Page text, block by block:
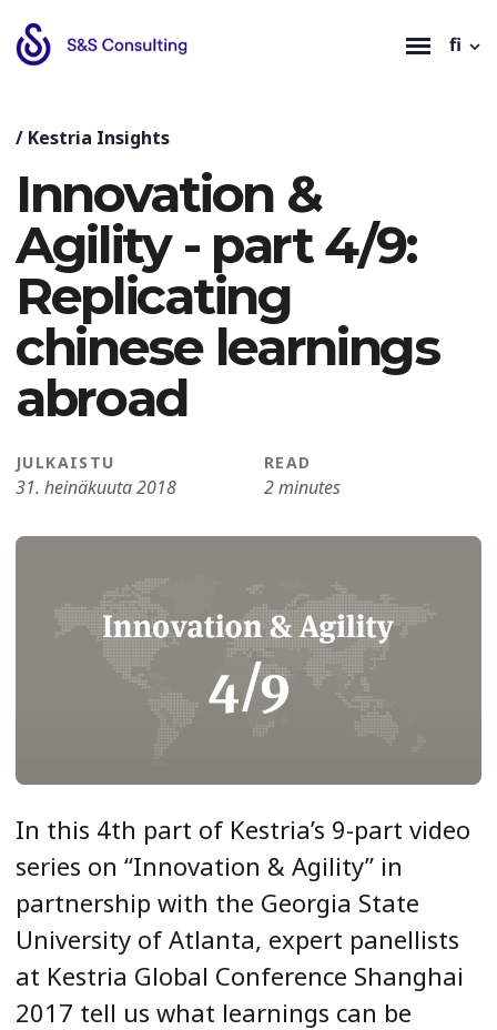
fi
/ Kestria Insights
Innovation &
Agility - part 4/9:
Replicating
chinese learnings
abroad
JULKAISTU
31. heinäkuuta 2018
READ
2 minutes
In this 4th part of Kestria’s 9-part video
series on “Innovation & Agility” in
partnership with the Georgia State
University of Atlanta, expert panellists
at Kestria Global Conference Shanghai
2017 tell us what learnings can be